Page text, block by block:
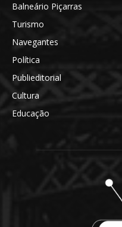
Balneário Piçarras
Turismo
Navegantes
Política
Publieditorial
Cultura
Educação